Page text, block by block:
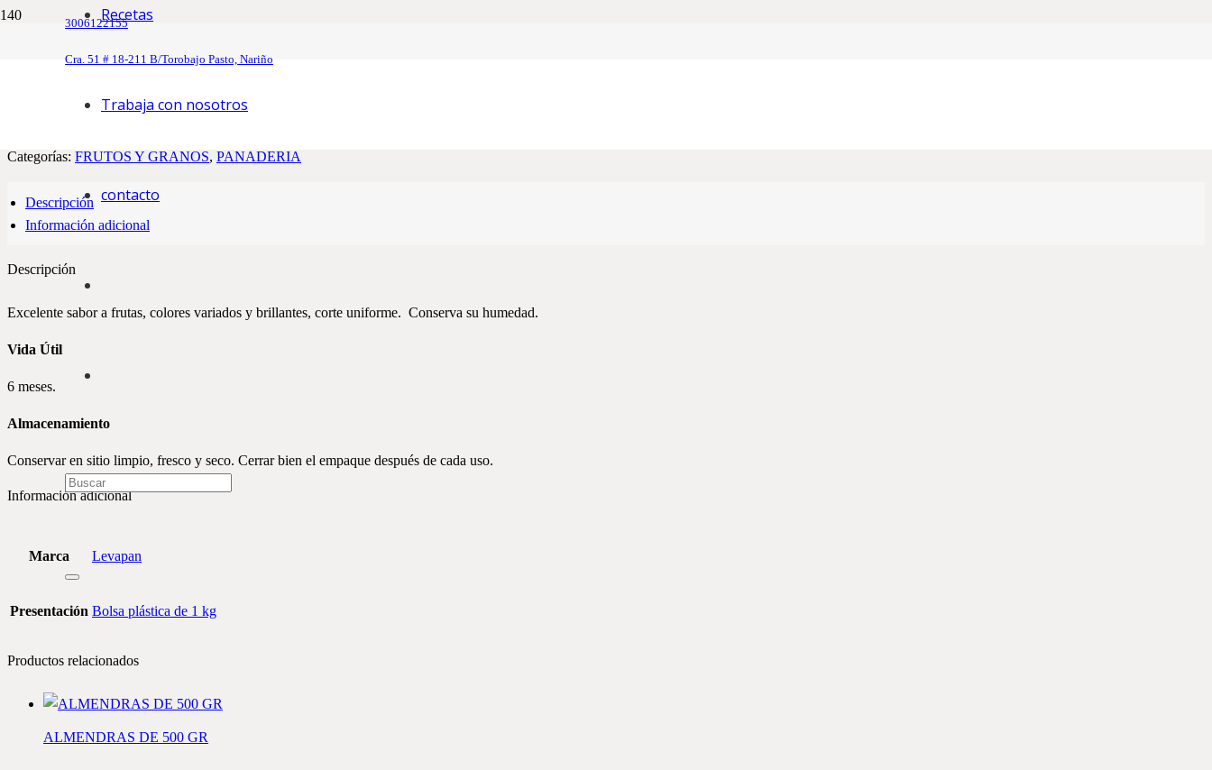
3006122155
Cra. 51 # 18-211 B/Torobajo Pasto, Nariño
Recetas
Trabaja con nosotros
contacto
Categorías: FRUTOS Y GRANOS, PANADERIA
Descripción
Información adicional
Descripción
Excelente sabor a frutas, colores variados y brillantes, corte uniforme. Conserva su humedad.
Vida Útil
6 meses.
Almacenamiento
Conservar en sitio limpio, fresco y seco. Cerrar bien el empaque después de cada uso.
Información adicional
Marca Levapan
Presentación Bolsa plástica de 1 kg
Productos relacionados
ALMENDRAS DE 500 GR